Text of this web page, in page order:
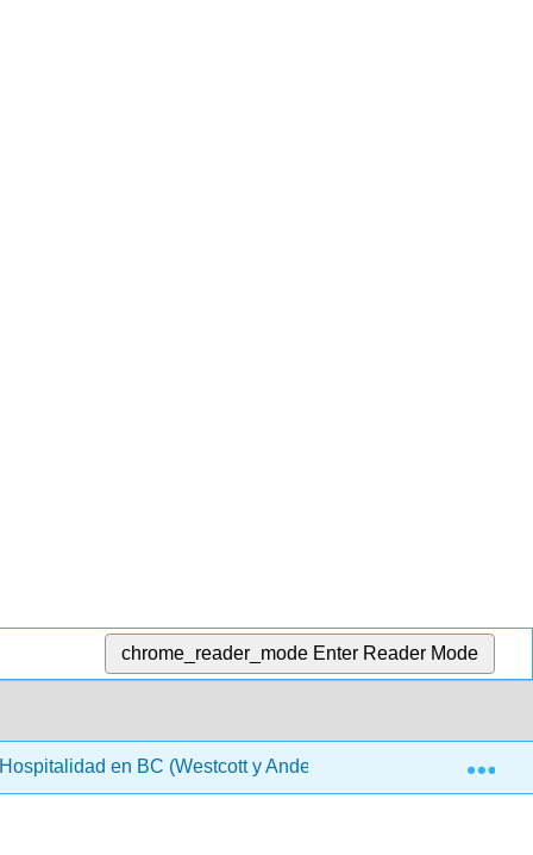
chrome_reader_mode Enter Reader Mode
en BC (Westcott y Anderson) 2da Ed.